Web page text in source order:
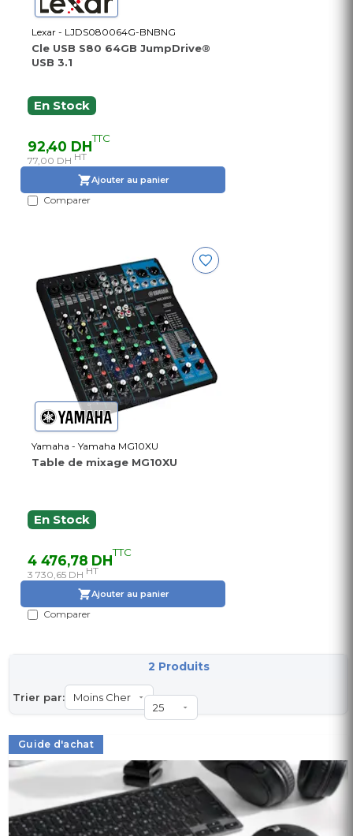
Lexar - LJDS080064G-BNBNG
Cle USB S80 64GB JumpDrive®
USB 3.1
En Stock
92,40 DHTTC
77,00 DH HT
Ajouter au panier
Comparer
Yamaha - Yamaha MG10XU
Table de mixage MG10XU
En Stock
4 476,78 DHTTC
3 730,65 DH HT
Ajouter au panier
Comparer
Trier par:
2 Produits
Guide d'achat